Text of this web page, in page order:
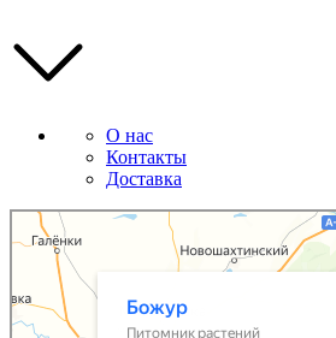
О нас
Контакты
Доставка
Божур
Питомник растений в Приморском крае